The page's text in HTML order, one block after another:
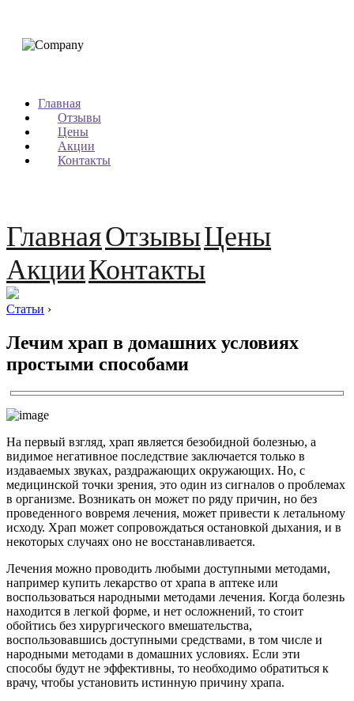
Главная
Отзывы
Цены
Акции
Контакты
ГлавнаяОтзывыЦены
АкцииКонтакты
Статьи ›
Лечим храп в домашних условиях
простыми способами
На первый взгляд, храп является безобидной болезнью, а
видимое негативное последствие заключается только в
издаваемых звуках, раздражающих окружающих. Но, с
медицинской точки зрения, это один из сигналов о проблемах
в организме. Возникать он может по ряду причин, но без
проведенного вовремя лечения, может привести к летальному
исходу. Храп может сопровождаться остановкой дыхания, и в
некоторых случаях оно не восстанавливается.
Лечения можно проводить любыми доступными методами,
например купить лекарство от храпа в аптеке или
воспользоваться народными методами лечения. Когда болезнь
находится в легкой форме, и нет осложнений, то стоит
обойтись без хирургического вмешательства,
воспользовавшись доступными средствами, в том числе и
народными методами в домашних условиях. Если эти
способы будут не эффективны, то необходимо обратиться к
врачу, чтобы установить истинную причину храпа.